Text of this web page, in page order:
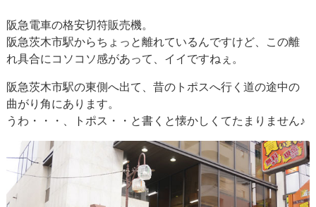
阪急電車の格安切符販売機。
阪急茨木市駅からちょっと離れているんですけど、この離
れ具合にコソコソ感があって、イイですねぇ。
阪急茨木市駅の東側へ出て、昔のトポスへ行く道の途中の
曲がり角にあります。
うわ・・・、トポス・・と書くと懐かしくてたまりません♪